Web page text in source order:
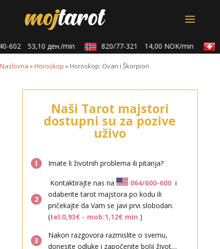
602 53,10 ден./min 820/77-321 14,00 NOK/min
Naslovna »Horoskop » Horoskop: Ovan i Škorpion
Naši Tarot majstori
dostupni su za pozive
uživo
l Imate li životnih problema ili pitanja?
2
Kontaktirajte nas na 064/600-600 i
odaberite tarot majstora po kodu ili
pričekajte da Vam se javi prvi slobodan.
(tel:0,93€ - mob:1,12€ min )
3
Nakon razgovora razmislite o svemu,
donesite odluke i započenite bolji život…